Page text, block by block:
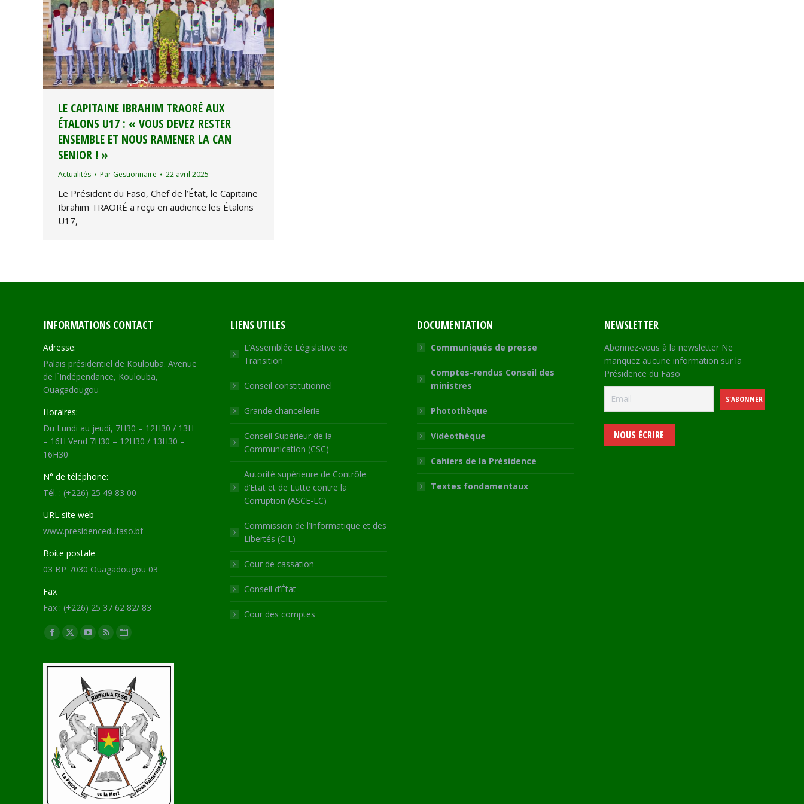
LE CAPITAINE IBRAHIM TRAORÉ AUX
ÉTALONS U17 : « VOUS DEVEZ RESTER
ENSEMBLE ET NOUS RAMENER LA CAN
SENIOR ! »
Actualités Par Gestionnaire 22 avril 2025
Le Président du Faso, Chef de l’État, le Capitaine
Ibrahim TRAORÉ a reçu en audience les Étalons
U17,
INFORMATIONS CONTACT
Adresse:
Palais présidentiel de Koulouba. Avenue
de l´Indépendance, Koulouba,
Ouagadougou
Horaires:
Du Lundi au jeudi, 7H30 – 12H30 / 13H
– 16H Vend 7H30 – 12H30 / 13H30 –
16H30
N° de téléphone:
Tél. : (+226) 25 49 83 00
URL site web
www.presidencedufaso.bf
Boite postale
03 BP 7030 Ouagadougou 03
Fax
Fax : (+226) 25 37 62 82/ 83
Trouvez nous sur :
Facebook
opens
window
X
opens
new
window
YouTube
opens
in
new
window
RSS
opens
new
window
Site
page
opens
in
new
window
LIENS UTILES
L’Assemblée Législative de
Transition
Conseil constitutionnel
Grande chancellerie
Conseil Supérieur de la
Communication (CSC)
Autorité supérieure de Contrôle
d’Etat et de Lutte contre la
Corruption (ASCE-LC)
Commission de l’Informatique et des
Libertés (CIL)
Cour de cassation
Conseil d’État
Cour des comptes
DOCUMENTATION
Communiqués de presse
Comptes-rendus Conseil des
ministres
Photothèque
Vidéothèque
Cahiers de la Présidence
Textes fondamentaux
NEWSLETTER
Abonnez-vous à la newsletter Ne
manquez aucune information sur la
Présidence du Faso
NOUS ÉCRIRE